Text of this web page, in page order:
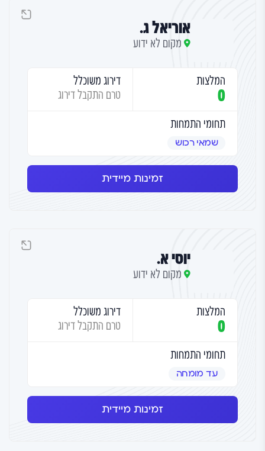
אוריאל ג.
מקום לא ידוע
המלצות
0
דירוג משוכלל
טרם התקבל דירוג
תחומי התמחות
שמאי רכוש
זמינות מיידית
יוסי א.
מקום לא ידוע
המלצות
0
דירוג משוכלל
טרם התקבל דירוג
תחומי התמחות
עד מומחה
זמינות מיידית